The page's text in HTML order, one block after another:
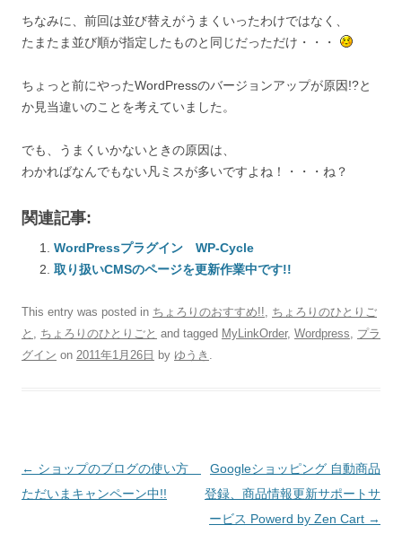
ちなみに、前回は並び替えがうまくいったわけではなく、
たまたま並び順が指定したものと同じだっただけ・・・
ちょっと前にやったWordPressのバージョンアップが原因!?と
か見当違いのことを考えていました。
でも、うまくいかないときの原因は、
わかればなんでもない凡ミスが多いですよね！・・・ね？
関連記事:
WordPressプラグイン WP-Cycle
取り扱いCMSのページを更新作業中です!!
This entry was posted in ちょろりのおすすめ!!, ちょろりのひとりご
と , ちょろりのひとりごと and tagged MyLinkOrder, Wordpress, プラ
グイン on 2011年1月26日 by ゆうき .
Post
navigation
← ショップのブログの使い方
ただいまキャンペーン中!!
Googleショッピング 自動商品
登録、商品情報更新サポートサ
ービス Powerd by Zen Cart →